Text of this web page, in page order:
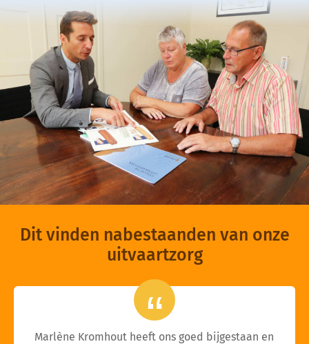
Dit vinden nabestaanden van onze
uitvaartzorg
Marlène Kromhout heeft ons goed bijgestaan en